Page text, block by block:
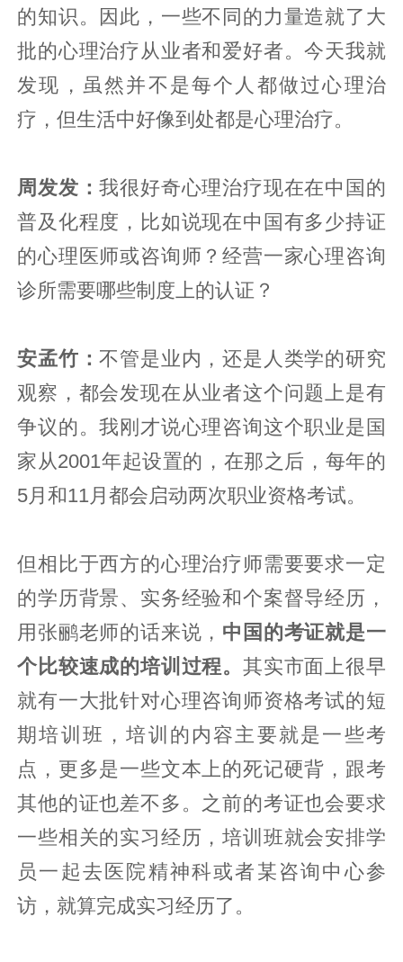
的知识。因此，一些不同的力量造就了大
批的心理治疗从业者和爱好者。今天我就
发现，虽然并不是每个人都做过心理治
疗，但生活中好像到处都是心理治疗。
周发发：我很好奇心理治疗现在在中国的
普及化程度，比如说现在中国有多少持证
的心理医师或咨询师？经营一家心理咨询
诊所需要哪些制度上的认证？
安孟竹：不管是业内，还是人类学的研究
观察，都会发现在从业者这个问题上是有
争议的。我刚才说心理咨询这个职业是国
家从2001年起设置的，在那之后，每年的
5月和11月都会启动两次职业资格考试。
但相比于西方的心理治疗师需要要求一定
的学历背景、实务经验和个案督导经历，
用张鹂老师的话来说， 中国的考证就是一
个比较速成的培训过程。其实市面上很早
就有一大批针对心理咨询师资格考试的短
期培训班，培训的内容主要就是一些考
点，更多是一些文本上的死记硬背，跟考
其他的证也差不多。之前的考证也会要求
一些相关的实习经历，培训班就会安排学
员一起去医院精神科或者某咨询中心参
访，就算完成实习经历了。